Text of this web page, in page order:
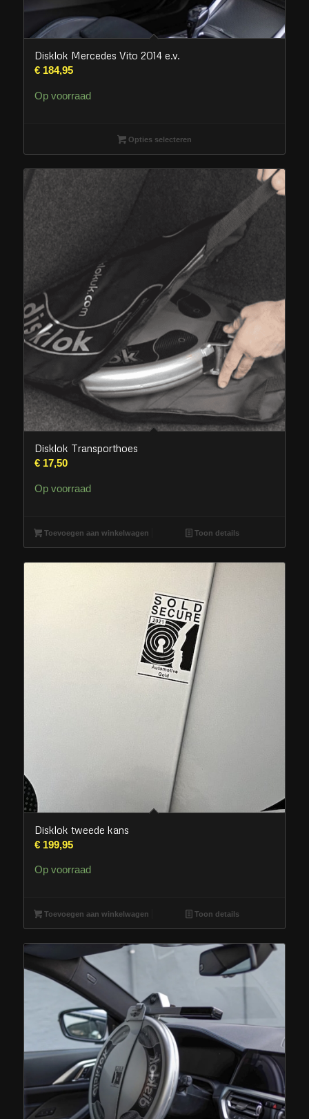
Disklok Mercedes Vito 2014 e.v.
€184,95
Op voorraad
Opties selecteren
Disklok Transporthoes
€17,50
Op voorraad
Toevoegen aan winkelwagen Toon details
Disklok tweede kans
€199,95
Op voorraad
Toevoegen aan winkelwagen Toon details